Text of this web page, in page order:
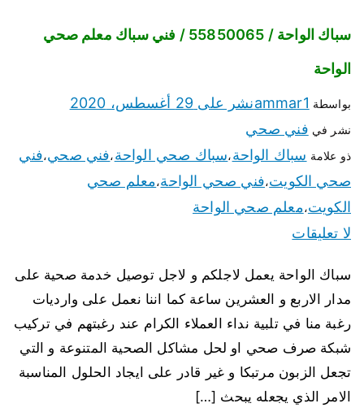
سباك الواحة / 55850065 / فني سباك معلم صحي
الواحة
بواسطة ammar1نشر على 29 أغسطس، 2020
نشر في فني صحي
ذو علامة سباك الواحة،سباك صحي الواحة،فني صحي،فني
صحي الكويت،فني صحي الواحة،معلم صحي
الكويت،معلم صحي الواحة
لا تعليقات
سباك الواحة يعمل لاجلكم و لاجل توصيل خدمة صحية على
مدار الاربع و العشرين ساعة كما اننا نعمل على وارديات
رغبة منا في تلبية نداء العملاء الكرام عند رغبتهم في تركيب
شبكة صرف صحي او لحل مشاكل الصحية المتنوعة و التي
تجعل الزبون مرتبكا و غير قادر على ايجاد الحلول المناسبة
الامر الذي يجعله يبحث […]